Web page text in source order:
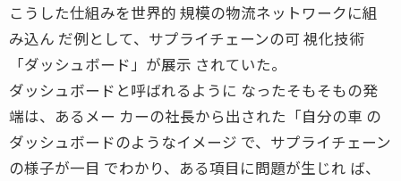
こうした仕組みを世界的 規模の物流ネットワークに組
み込ん だ例として、サプライチェーンの可 視化技術
「ダッシュボード」が展示 されていた。
ダッシュボードと呼ばれるように なったそもそもの発
端は、あるメー カーの社長から出された「自分の車 の
ダッシュボードのようなイメージ で、サプライチェーン
の様子が一目 でわかり、ある項目に問題が生じれ ば、